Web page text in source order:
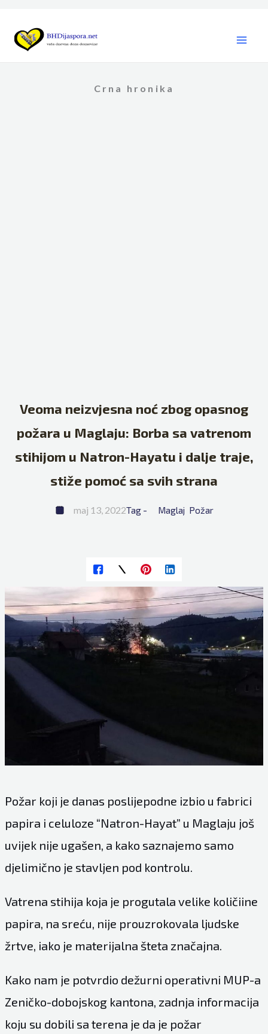
content
Crna hronika
Veoma neizvjesna noć zbog opasnog
požara u Maglaju: Borba sa vatrenom
stihijom u Natron-Hayatu i dalje traje,
stiže pomoć sa svih strana
maj 13, 2022Tag - Maglaj Požar
Požar koji je danas poslijepodne izbio u fabrici
papira i celuloze “Natron-Hayat” u Maglaju još
uvijek nije ugašen, a kako saznajemo samo
djelimično je stavljen pod kontrolu.
Vatrena stihija koja je progutala velike količiine
papira, na sreću, nije prouzrokovala ljudske
žrtve, iako je materijalna šteta značajna.
Kako nam je potvrdio dežurni operativni MUP-a
Zeničko-dobojskog kantona, zadnja informacija
koju su dobili sa terena je da je požar